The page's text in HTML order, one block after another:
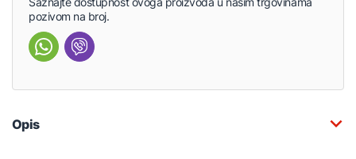
pozivom na broj.
Opis